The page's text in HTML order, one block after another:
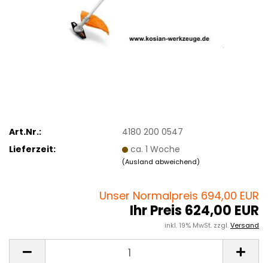
Art.Nr.:
4180 200 0547
Lieferzeit:
ca. 1 Woche
(Ausland abweichend)
Unser Normalpreis 694,00 EUR
Ihr Preis 624,00 EUR
inkl. 19% MwSt. zzgl.Versand